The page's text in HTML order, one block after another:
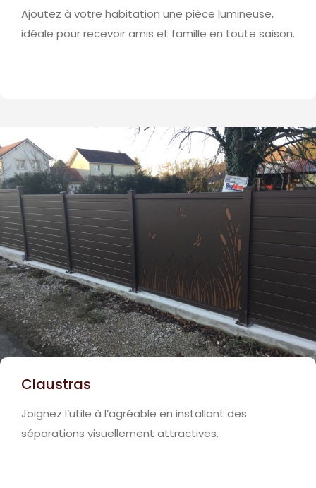
Ajoutez à votre habitation une pièce lumineuse,
idéale pour recevoir amis et famille en toute saison.
Claustras
Joignez l’utile à l’agréable en installant des
séparations visuellement attractives.